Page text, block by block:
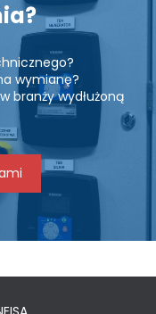
wymianę?
branży wydłużoną